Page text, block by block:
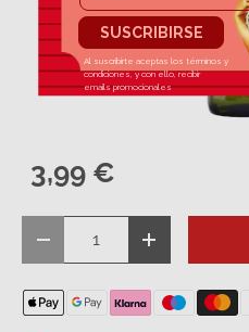
3,99 €
Disminuir cantidadAumentar